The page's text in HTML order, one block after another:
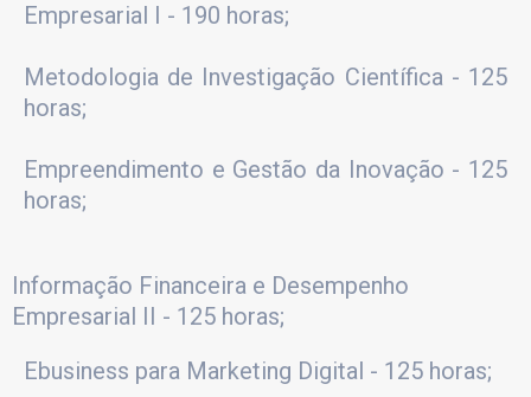
Empresarial I - 190 horas;
Metodologia de Investigação Científica - 125
horas;
Empreendimento e Gestão da Inovação - 125
horas;
Informação Financeira e Desempenho
Empresarial II - 125 horas;
Ebusiness para Marketing Digital - 125 horas;